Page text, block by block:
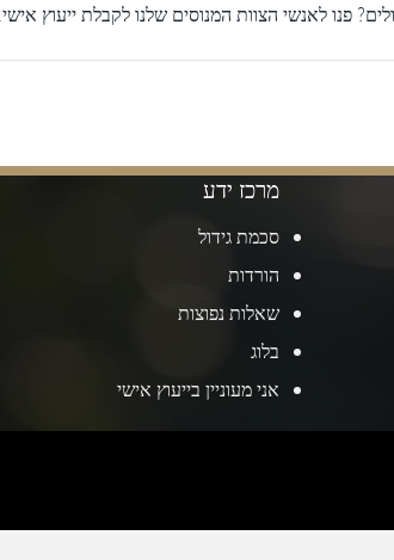
פנו לאנשי הצוות המנוסים שלנו לקבלת ייעוץ אישי.
מרכז ידע
סכמת גידול
הורדות
שאלות נפוצות
בלוג
אני מעוניין בייעוץ אישי